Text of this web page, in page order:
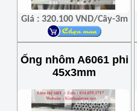
Giá : 320.100 VND/Cây-3m
Ống nhôm A6061 phi
45x3mm